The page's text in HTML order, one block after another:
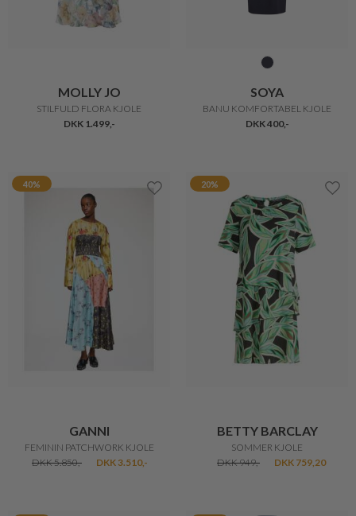
MOLLY JO
STILFULD FLORA KJOLE
DKK 1.499,-
SOYA
BANU KOMFORTABEL KJOLE
DKK 400,-
40%
GANNI
FEMININ PATCHWORK KJOLE
DKK 5.850,-
DKK 3.510,-
20%
BETTY BARCLAY
SOMMER KJOLE
DKK 949,-
DKK 759,20